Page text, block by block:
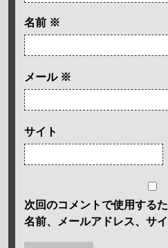
名前 ※
メール ※
サイト
次回のコメントで使用する
名前、メールアドレス、サイ